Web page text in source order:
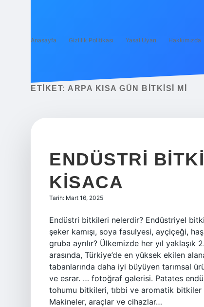
Anasayfa Gizlilik Politikası Yasal Uyarı Hakkımızda
ETIKET: ARPA KISA GÜN BITKISI MI
ENDÜSTRI
KISACA
Tarih: Mart 16, 2025
Endüstri bitkileri nelerdir? Endüstriyel
şeker kamışı, soya fasulyesi, ayçiçeği,
gruba ayrılır? Ülkemizde her yıl
arasında, Türkiye’de en yüksek ekilen
tabanlarında daha iyi büyüyen tarımsal
ve esrar. … fotoğraf galerisi. Patates
tohumu bitkileri, tıbbi ve aromatik bitkiler
Makineler, araçlar ve cihazlar…